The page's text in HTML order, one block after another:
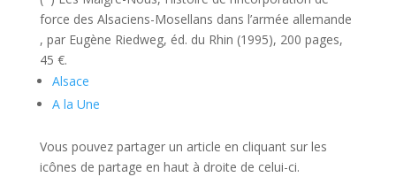
force des Alsaciens-Mosellans dans l’armée allemande
, par Eugène Riedweg, éd. du Rhin (1995), 200 pages,
45 €.
Alsace
A la Une
Vous pouvez partager un article en cliquant sur les
icônes de partage en haut à droite de celui-ci.